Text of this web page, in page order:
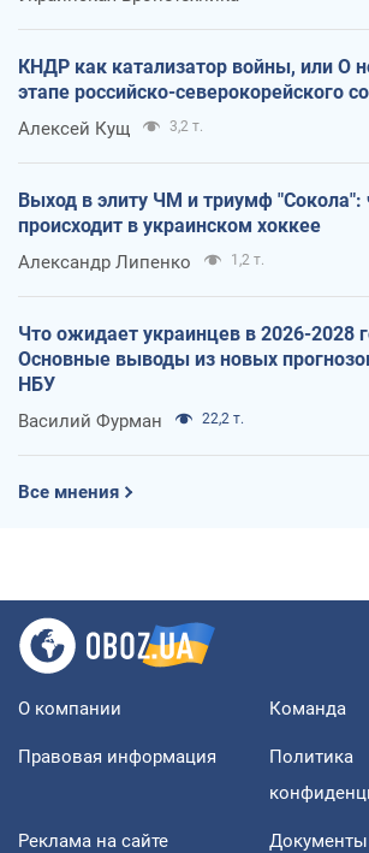
КНДР как катализатор войны, или О
этапе российско-северокорейского
Алексей Кущ 3,2 т.
Выход в элиту ЧМ и триумф "Сокола":
происходит в украинском хоккее
Александр Липенко 1,2 т.
Что ожидает украинцев в 2026-2028
Основные выводы из новых
НБУ
Василий Фурман 22,2 т.
Все мнения
О компании Команда
Правовая информация
Политика
Реклама на сайте Документы